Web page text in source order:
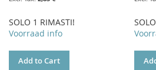
SOLO 1 RIMASTI!
Voorraad info
Add to Cart